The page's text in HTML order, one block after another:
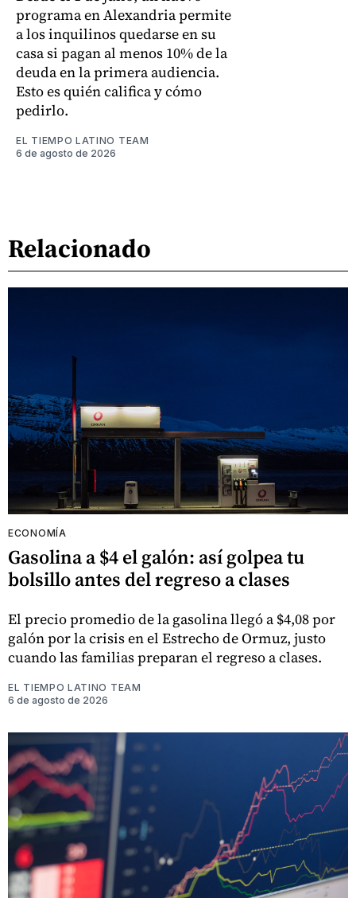
programa en Alexandria permite
a los inquilinos quedarse en su
casa si pagan al menos 10% de la
deuda en la primera audiencia.
Esto es quién califica y cómo
pedirlo.
EL TIEMPO LATINO TEAM
6 de agosto de 2026
Relacionado
ECONOMÍA
Gasolina a $4 el galón: así golpea tu
bolsillo antes del regreso a clases
El precio promedio de la gasolina llegó a $4,08 por
galón por la crisis en el Estrecho de Ormuz, justo
cuando las familias preparan el regreso a clases.
EL TIEMPO LATINO TEAM
6 de agosto de 2026